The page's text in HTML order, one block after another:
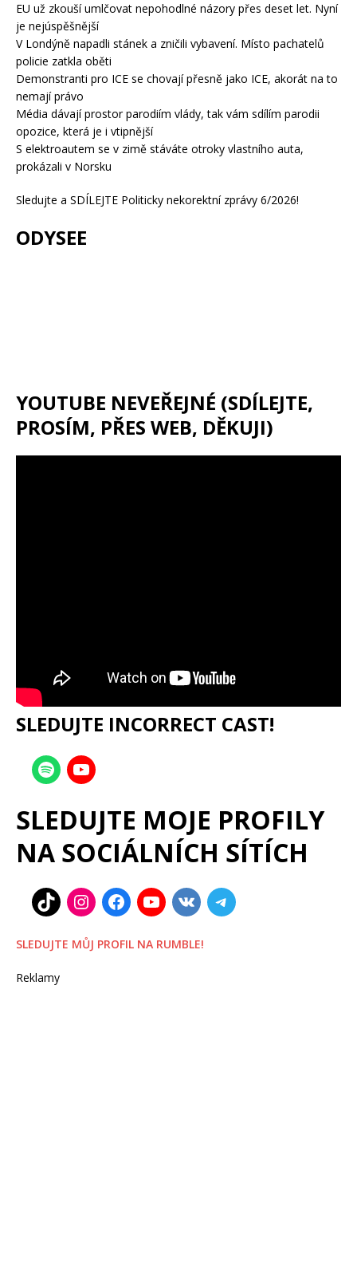
EU už zkouší umlčovat nepohodlné názory přes deset let. Nyní
je nejúspěšnější
V Londýně napadli stánek a zničili vybavení. Místo pachatelů
policie zatkla oběti
Demonstranti pro ICE se chovají přesně jako ICE, akorát na to
nemají právo
Média dávají prostor parodiím vlády, tak vám sdílím parodii
opozice, která je i vtipnější
S elektroautem se v zimě stáváte otroky vlastního auta,
prokázali v Norsku
Sledujte a SDÍLEJTE Politicky nekorektní zprávy 6/2026!
ODYSEE
YOUTUBE NEVEŘEJNÉ (SDÍLEJTE,
PROSÍM, PŘES WEB, DĚKUJI)
SLEDUJTE INCORRECT CAST!
SLEDUJTE MOJE PROFILY
NA SOCIÁLNÍCH SÍTÍCH
SLEDUJTE MŮJ PROFIL NA RUMBLE!
Reklamy